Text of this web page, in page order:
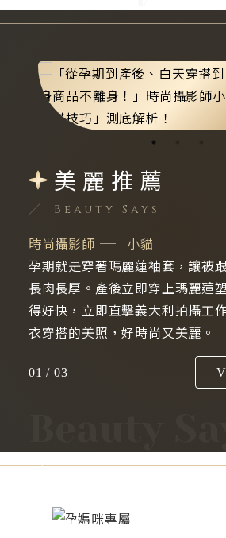
美麗推薦
Beauty Says
時尚攝影師
小貓
孕期就是穿著瑪麗蓮袖套，讓被
長肉長厚。產後立即穿上瑪麗蓮
得好快，立即直擊義大利拍攝工
衣穿搭的美照，好時尚又美麗。
01 / 03